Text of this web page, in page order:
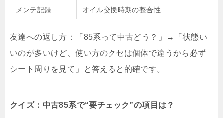
メンテ記録 オイル交換時期の整合性
友達への返し方：「85系って中古どう？」→「状態い
いのが多いけど、使い方のクセは個体で違うから必ず
シート周りを見て」と答えると的確です。
クイズ：中古85系で“要チェック”の項目は？